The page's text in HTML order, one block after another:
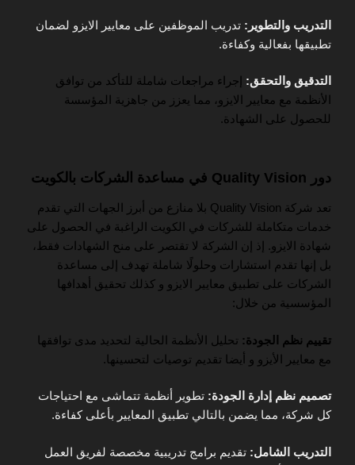
التدريب والتطوير: تدريب الموظفين على معايير الايزو لضمان
تطبيقها بفعالية وكفاءة.
التدقيق والتحقق: إجراء مراجعات شاملة للتأكد من توافق
الأنظمة مع معايير الايزو، مما يعزز من جاهزية المؤسسة
للحصول على الشهادة.
دور Quality Vision في مساعدة الشركات بالكويت
تعد شركة Quality Vision بلا منازع من أبرز الجهات التي تقدم
خدمات متكاملة للشركات في الكويت الراغبة في الحصول على
شهادة الايزو. إذ إن الشركة لا تقتصر على منح الشهادات فقط،
بل إنها تقدم استشارات وحلولًا شاملة تهدف إلى مساعدة
الشركات على تطبيق معايير الايزو و كذلك تحقيق أهدافها
المؤسسية من خلال:
تقييم نظم الجودة: تحليل الأنظمة الحالية لتحديد مدى توافقها
مع معايير الأيزو و أيضا تقديم توصيات لتحسينها.
تصميم نظم إدارة الجودة: تطوير أنظمة تتماشى مع احتياجات
كل شركة، مما يضمن بالتالي تطبيق المعايير بأعلى كفاءة.
التدريب الشامل: تقديم برامج تدريبية مخصصة لفريق العمل